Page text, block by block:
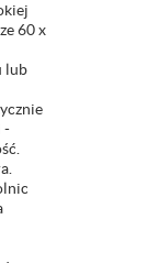
60 x
lub
-